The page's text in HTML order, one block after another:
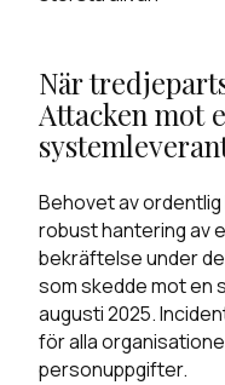
När
Attacken mot
Behovet av
robust hantering av
bekräftelse under
som skedde mot en
augusti 2025.
för alla
personuppgifter.